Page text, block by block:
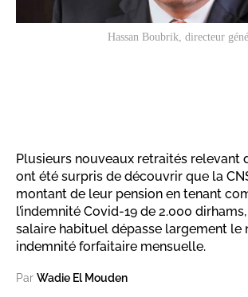
Hassan Boubrik, directeur
Plusieurs nouveaux retraités relevant
ont été surpris de découvrir que la
montant de leur pension en tenant
l’indemnité Covid-19 de 2.000
salaire habituel dépasse largement le
indemnité forfaitaire mensuelle.
Par Wadie El Mouden